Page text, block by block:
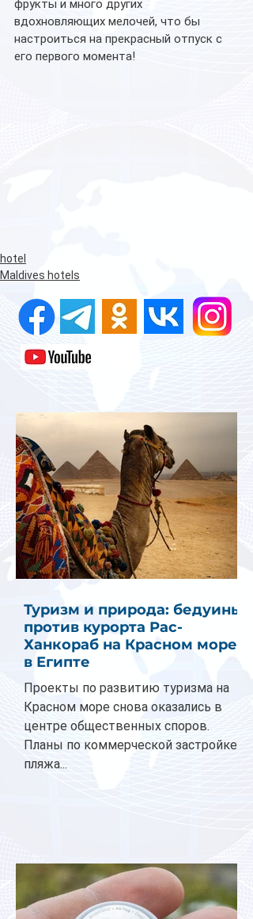
фрукты и много других
вдохновляющих мелочей, что бы
настроиться на прекрасный отпуск с
его первого момента!
hotel
Maldives hotels
Туризм и природа: бедуины
против курорта Рас-
Ханкораб на Красном море
в Египте
Проекты по развитию туризма на
Красном море снова оказались в
центре общественных споров.
Планы по коммерческой застройке
пляжа...